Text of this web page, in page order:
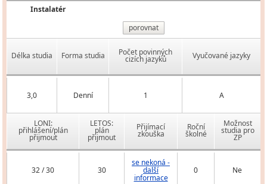
Instalatér
porovnat
Délka studia Forma studia Počet povinných
cizích jazyků Vyučované jazyky
3,0 Denní 1 A
LONI:
přihlášení/plán
přijmout
LETOS:
plán
přijmout
Přijímací
zkouška
Roční
školné
Možnost
studia pro
ZP
32 / 30 30
se nekoná -
další
informace
0 Ne